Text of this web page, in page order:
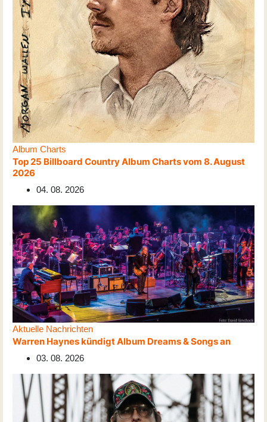
Album Charts
Top 25 Billboard Country Album Charts vom 8. August
2026
04. 08. 2026
Aktuelle Nachrichten
Warren Haynes kündigt Album Dreams & Songs an
03. 08. 2026